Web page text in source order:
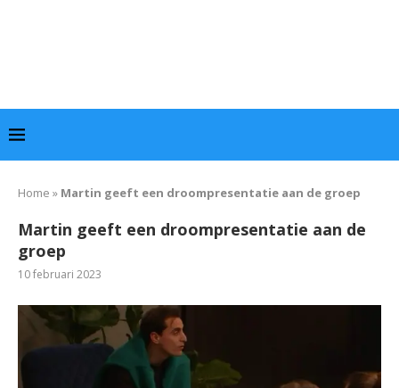
Home » Martin geeft een droompresentatie aan de groep
Martin geeft een droompresentatie aan de
groep
10 februari 2023